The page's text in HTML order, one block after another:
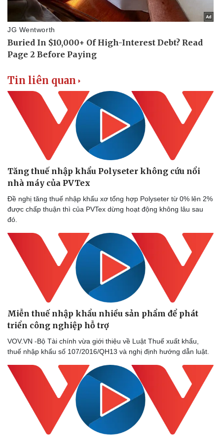
Tin liên quan
Tăng thuế nhập khẩu Polyseter không cứu nổi
nhà máy của PVTex
Đề nghị tăng thuế nhập khẩu xơ tổng hợp Polyseter từ 0% lên 2%
được chấp thuận thì của PVTex dừng hoạt động không lâu sau
đó.
Miễn thuế nhập khẩu nhiều sản phẩm để phát
triển công nghiệp hỗ trợ
VOV.VN -Bộ Tài chính vừa giới thiệu về Luật Thuế xuất khẩu,
thuế nhập khẩu số 107/2016/QH13 và nghị định hướng dẫn luật.